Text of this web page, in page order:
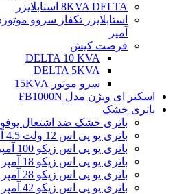
8KVA DELTA استابلایزر
آمپر
فرصت کیش
DELTA 10 KVA
DELTA 5KVA
سرو موتور 15KVA
اسکنر ای ویژن مدل FB1000N
باتری خشک
باتری خشک ضد اشتعال یوفو
باتری یو پی اس 12 ولت 4.5 آمپر-یوفو
باتری یو پی اس زیکو 100 آمپر
باتری یو پی اس زیکو 18 آمپر
باتری یو پی اس زیکو 28 آمپر zico UPS Battery 28Ah
باتری یو پی اس زیکو 42 آمپر